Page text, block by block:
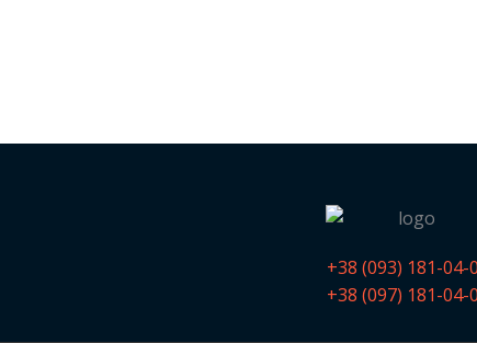
+38 (093) 181-04-
+38 (097) 181-04-